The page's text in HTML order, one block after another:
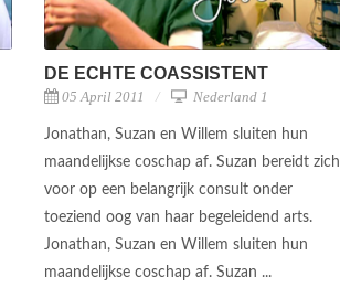
DE ECHTE COASSISTENT
05 April 2011 Nederland 1
Jonathan, Suzan en Willem sluiten hun
maandelijkse coschap af. Suzan bereidt zich
voor op een belangrijk consult onder
toeziend oog van haar begeleidend arts.
Jonathan, Suzan en Willem sluiten hun
maandelijkse coschap af. Suzan ...